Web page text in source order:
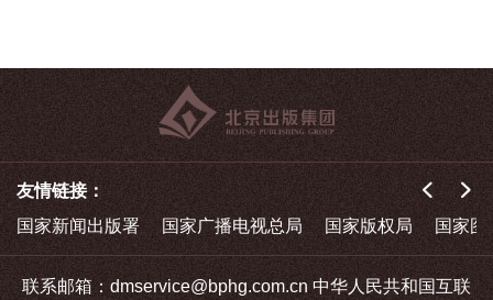
友情链接：
国家新闻出版署
国家广播电视总局 国家版权局 国家图
联系邮箱：dmservice@bphg.com.cn 中华人民共和国互联